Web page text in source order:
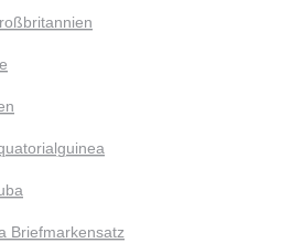
Briefmarkensatz